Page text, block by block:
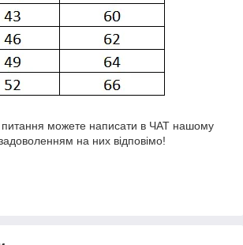
можете написати в ЧАТ нашому
на них відповімо!